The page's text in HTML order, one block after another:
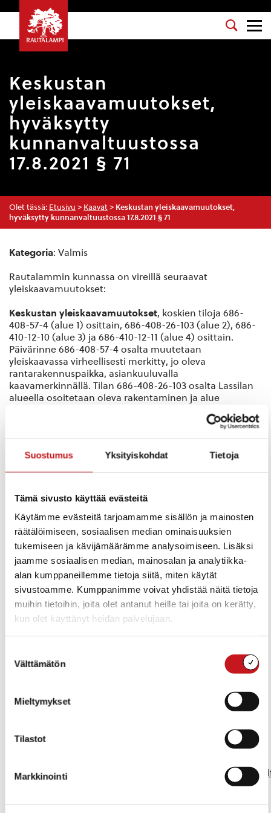
Suostumus Yksityiskohdat Tietoja
Tämä sivusto käyttää evästeitä
Käytämme evästeitä tarjoamamme sisällön ja mainosten
räätälöimiseen, sosiaalisen median ominaisuuksien
tukemiseen ja kävijämäärämme analysoimiseen. Lisäksi
jaamme sosiaalisen median, mainosalan ja analytiikka-
alan kumppaneillemme tietoja siitä, miten käytät
sivustoamme. Kumppanimme voivat yhdistää näitä tietoja
muihin tietoihin, joita olet antanut heille tai joita on kerätty,
kun olet käyttänyt heidän palvelujaan.
valinta
Välttämätön
Mieltymykset
Tilastot
Markkinointi
Keskustan
yleiskaavamuutokset,
hyväksytty
kunnanvaltuustossa
17.8.2021 § 71
Olet tässä: Etusivu > Kaavat > Keskustan yleiskaavamuutokset,
hyväksytty kunnanvaltuustossa 17.8.2021 § 71
Kategoria: Valmis
Rautalammin kunnassa on vireillä seuraavat
yleiskaavamuutokset:
Keskustan yleiskaavamuutokset, koskien tiloja 686-
408-57-4 (alue 1) osittain, 686-408-26-103 (alue 2), 686-
410-12-10 (alue 3) ja 686-410-12-11 (alue 4) osittain.
Päivärinne 686-408-57-4 osalta muutetaan
yleiskaavassa virheellisesti merkitty, jo oleva
rantarakennuspaikka, asiankuuluvalla
kaavamerkinnällä. Tilan 686-408-26-103 osalta Lassilan
alueella osoitetaan oleva rakentaminen ja alue
12-10 ja 686-410-12-11 osalta on tarkoitus siirtää tiloille
rakentamiseen soveltuville paikoille.
Antti Tuppura, tekninen johtaja, puh.0400 784 570,
antti.tuppura@rautalampi.fi
Jorma Harju, kaavoitusinsinööri, puh.044 596 3111,
jorma.harju@kaavaharju.fi
Käsittelyvaiheet:
Luonnos nähtävillä 15.12.2020 – 8.1.2021
Hyväksytty kunnanvaltuustossa 17.8.2021 § 71
Keskustan-YKmuutokset_oas_16112020.pdf